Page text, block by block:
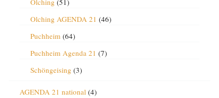
Olching (51)
Olching AGENDA 21 (46)
Puchheim(64)
Puchheim Agenda 21 (7)
Schöngeising (3)
AGENDA 21 national(4)